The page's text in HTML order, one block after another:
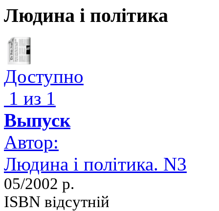
Людина і політика
Доступно
1 из 1
Выпуск
Автор:
Людина і політика. N3
05/2002 р.
ISBN відсутній